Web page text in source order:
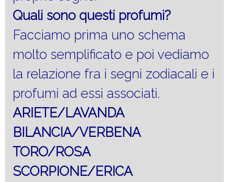
Quali sono questi profumi?
Facciamo prima uno schema
molto semplificato e poi vediamo
la relazione fra i segni zodiacali e i
profumi ad essi associati.
ARIETE/LAVANDA
BILANCIA/VERBENA
TORO/ROSA
SCORPIONE/ERICA